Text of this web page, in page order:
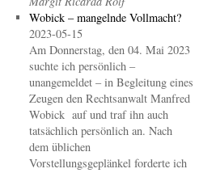
Wobick – mangelnde Vollmacht?
2023-05-15
Am Donnerstag, den 04. Mai 2023
suchte ich persönlich –
unangemeldet – in Begleitung eines
Zeugen den Rechtsanwalt Manfred
Wobick auf und traf ihn auch
tatsächlich persönlich an. Nach
dem üblichen
Vorstellungsgeplänkel forderte ich